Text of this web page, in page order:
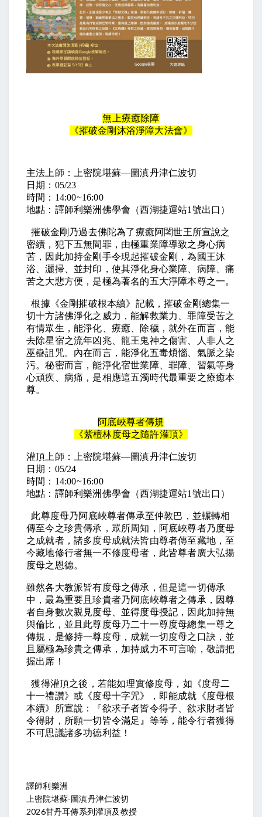
無上療癒除障
《摧破金剛沐浴淨障大法會》
主法上師：上密院堪蘇—圖滇丹津仁波切
日期：05/23
時間：14:00~16:00
地點：譯師利樂洲佛學會（西湖捷運站1號出口）
摧破金剛乃過去佛陀為了療癒阿闍世王所宣說之
密續，犯下五無間罪，由極重業障導致之身心病
苦，因此加持金剛手令現起摧破金剛，為國王沐
浴、灑掃、並封印，使其淨化身心業障、病障、痛
苦之大悲方便，是極為著名的五大淨障本尊之一。
根據《金剛摧破根本續》記載，摧破金剛總集一
切十方諸佛淨化之威力，能解救業力、罪障受苦之
有情眾生，能淨化、療癒、除穢，就外在而言，能
去除星宿之流年凶兆、龍王鬼神之傷害、人非人之
巫蠱詛咒。內在而言，能淨化五毒煩惱、氣脈之染
污。秘密而言，能淨化宿世業障、罪障、習氣等身
心頑疾、病痛，是相應這五濁時代最重要之療癒本
尊。
阿底峽尊者傳規
《紫檀林度母之隨許灌頂》
灌頂上師：上密院堪蘇—圖滇丹津仁波切
日期：05/24
時間：14:00~16:00
地點：譯師利樂洲佛學會（西湖捷運站1號出口）
此尊度母乃阿底峽尊者傳承至仲敦巴，並輾轉相
傳至今之珍貴傳承，眾所周知，阿底峽尊者乃度母
之成就者，諸多度母成就法皆由尊者傳至藏地，至
今藏地修行者無一不修度母者，此皆尊者廣大弘揚
度母之恩德。
雖然各大教派皆有度母之傳承，但是這一切傳承
中，最為重要且珍貴者乃阿底峽尊者之傳承，因尊
者自身數次親見度母、並得度母授記，因此加持無
與倫比，並且此尊度母乃二十一尊度母總集一尊之
傳規，是修持一尊度母，成就一切度母之口訣，並
且屬極為珍貴之傳承，加持威力不可言喻，敬請把
握出席！
獲得灌頂之後，若能如理實修度母，如《度母二
十一禮讚》或《度母十字咒》，即能成就《度母根
本續》所宣說：『欲求子者皆令得子、欲求財者皆
令得財，所願一切皆令滿足』等等，能令行者獲得
不可思議諸多功德利益！
譯師利樂洲
上密院堪蘇-圖滇丹津仁波切
2026甘丹耳傳系列灌頂及教授